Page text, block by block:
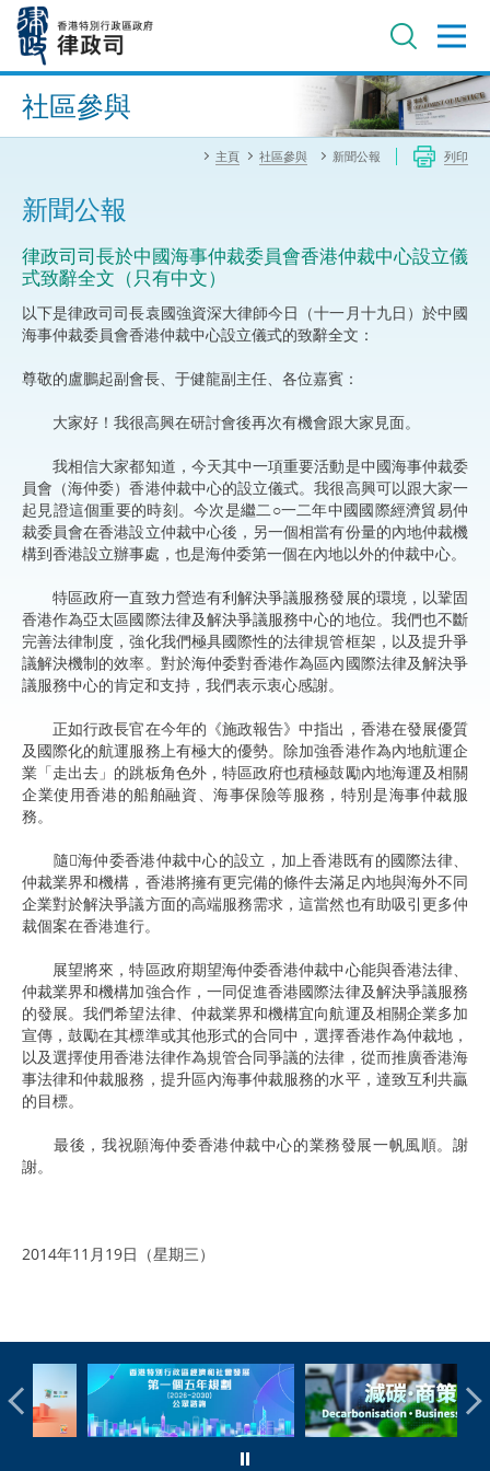
內
進階搜尋
社區參與
主頁 社區參與 新聞公報 列印
新聞公報
律政司司長於中國海事仲裁委員會香港仲裁中心設立儀
式致辭全文（只有中文）
以下是律政司司長袁國強資深大律師今日（十一月十九日）於中國
海事仲裁委員會香港仲裁中心設立儀式的致辭全文：
尊敬的盧鵬起副會長、于健龍副主任、各位嘉賓：
大家好！我很高興在研討會後再次有機會跟大家見面。
我相信大家都知道，今天其中一項重要活動是中國海事仲裁委
員會（海仲委）香港仲裁中心的設立儀式。我很高興可以跟大家一
起見證這個重要的時刻。今次是繼二○一二年中國國際經濟貿易仲
裁委員會在香港設立仲裁中心後，另一個相當有份量的內地仲裁機
構到香港設立辦事處，也是海仲委第一個在內地以外的仲裁中心。
特區政府一直致力營造有利解決爭議服務發展的環境，以鞏固
香港作為亞太區國際法律及解決爭議服務中心的地位。我們也不斷
完善法律制度，強化我們極具國際性的法律規管框架，以及提升爭
議解決機制的效率。對於海仲委對香港作為區內國際法律及解決爭
議服務中心的肯定和支持，我們表示衷心感謝。
正如行政長官在今年的《施政報告》中指出，香港在發展優質
及國際化的航運服務上有極大的優勢。除加強香港作為內地航運企
業「走出去」的跳板角色外，特區政府也積極鼓勵內地海運及相關
企業使用香港的船舶融資、海事保險等服務，特別是海事仲裁服
務。
隨海仲委香港仲裁中心的設立，加上香港既有的國際法律、
仲裁業界和機構，香港將擁有更完備的條件去滿足內地與海外不同
企業對於解決爭議方面的高端服務需求，這當然也有助吸引更多仲
裁個案在香港進行。
展望將來，特區政府期望海仲委香港仲裁中心能與香港法律、
仲裁業界和機構加強合作，一同促進香港國際法律及解決爭議服務
的發展。我們希望法律、仲裁業界和機構宜向航運及相關企業多加
宣傳，鼓勵在其標準或其他形式的合同中，選擇香港作為仲裁地，
以及選擇使用香港法律作為規管合同爭議的法律，從而推廣香港海
事法律和仲裁服務，提升區內海事仲裁服務的水平，達致互利共贏
的目標。
最後，我祝願海仲委香港仲裁中心的業務發展一帆風順。謝
謝。
2014年11月19日（星期三）